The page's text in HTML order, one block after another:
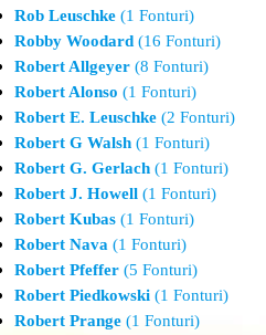
Rob Leuschke (1 Fonturi)
Robby Woodard (16 Fonturi)
Robert Allgeyer (8 Fonturi)
Robert Alonso (1 Fonturi)
Robert E. Leuschke (2 Fonturi)
Robert G Walsh (1 Fonturi)
Robert G. Gerlach (1 Fonturi)
Robert J. Howell (1 Fonturi)
Robert Kubas (1 Fonturi)
Robert Nava (1 Fonturi)
Robert Pfeffer (5 Fonturi)
Robert Piedkowski (1 Fonturi)
Robert Prange (1 Fonturi)